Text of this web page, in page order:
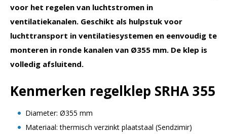
voor het regelen van luchtstromen in
ventilatiekanalen. Geschikt als hulpstuk voor
luchttransport in ventilatiesystemen en eenvoudig te
monteren in ronde kanalen van Ø355 mm. De klep is
volledig afsluitend.
Kenmerken regelklep SRHA 355
Diameter: Ø355 mm
Materiaal: thermisch verzinkt plaatstaal (Sendzimir)